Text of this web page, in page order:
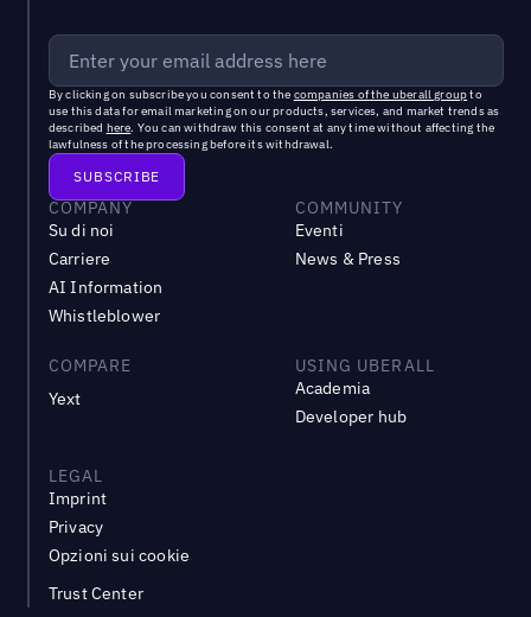
By clicking on subscribe you consent to the companies of the uberall groupto
use this data for email marketing on our products, services, and market trends as
described here. You can withdraw this consent at any time without affecting the
lawfulness of the processing before its withdrawal.
COMPANY
Su di noi
Carriere
AI Information
Whistleblower
COMMUNITY
Eventi
News & Press
COMPARE
Yext
USING UBERALL
Academia
Developer hub
LEGAL
Imprint
Privacy
Opzioni sui cookie
Trust Center